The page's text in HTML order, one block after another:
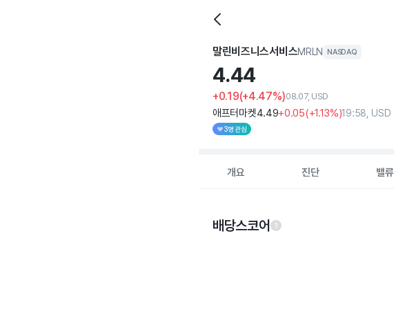
말린비즈니스서비스MRLN NASDAQ
4.44
+0.19(+4.47%)08.07, USD
애프터마켓4.49+0.05(+1.13%)19:58, USD
3명 관심
개요 진단 밸류
배당스코어